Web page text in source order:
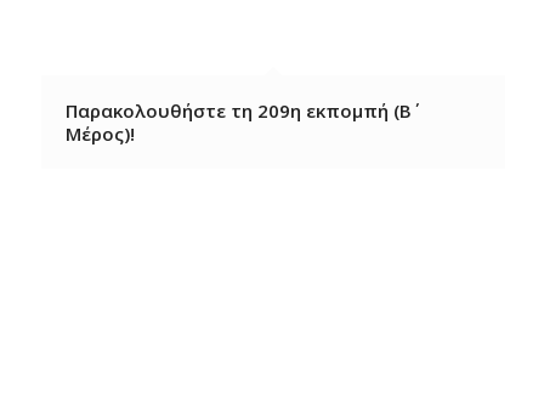
Παρακολουθήστε τη 209η εκπομπή (Β΄
Μέρος)!